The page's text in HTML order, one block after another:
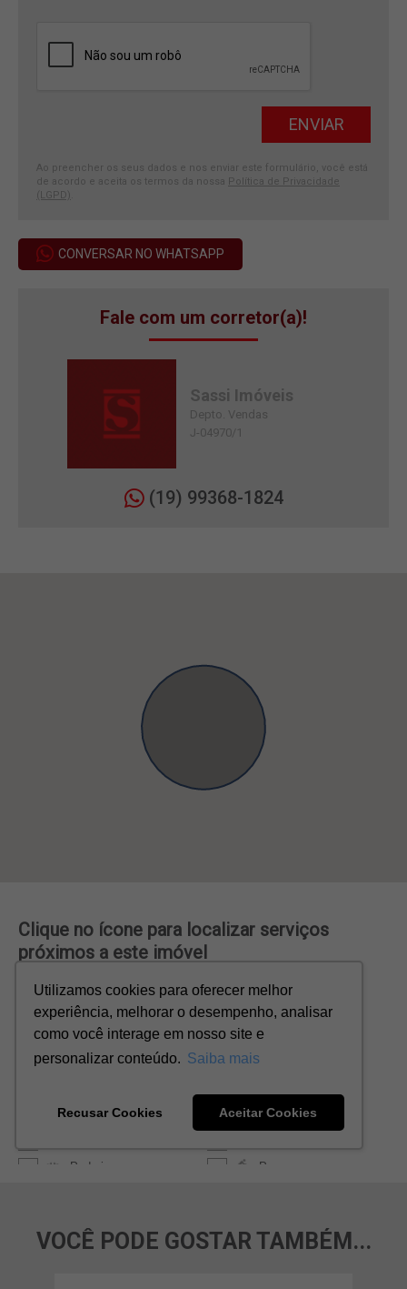
Ao preencher os seus dados e nos enviar este formulário, você está
de acordo e aceita os termos da nossa Política de Privacidade
(LGPD)
CONVERSAR NO WHATSAPP
Fale com um corretor(a)!
Sassi Imóveis
Depto. Vendas
J-04970/1
(19) 99368-1824
VOCÊ PODE GOSTAR TAMBÉM...